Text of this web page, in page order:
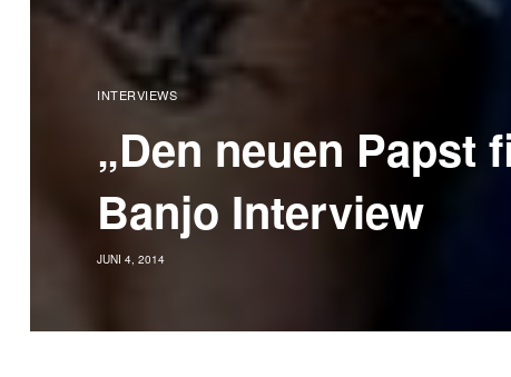
INTERVIEWS
„Den neuen Papst
Banjo Interview
JUNI 4, 2014